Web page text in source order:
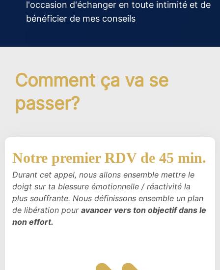
l'occasion d'échanger en toute intimité et de
bénéficier de mes conseils
Comment ça va se
passer?
Notre premier RDV de 45 min.
Durant cet appel, nous allons ensemble mettre le
doigt sur ta blessure émotionnelle / réactivité la
plus souffrante. Nous définissons ensemble un plan
de libération pour avancer vers ton objectif dans le
non effort.